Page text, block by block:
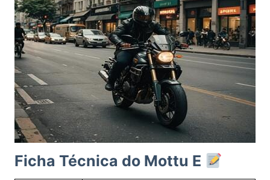
Ficha Técnica do Mottu E